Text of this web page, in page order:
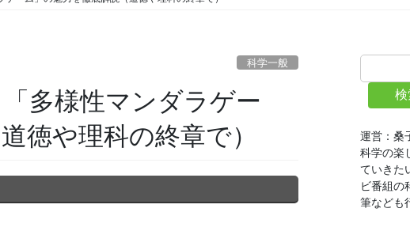
科学一般
多様性マンダラゲー
徳や理科の終章で）
検
運営：桑
科学の楽
ていきた
ビ番組の
筆なども